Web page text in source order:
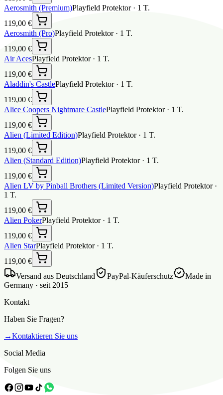
Aerosmith (Premium)Playfield Protektor· 1 T.
119,00 €
Aerosmith (Pro)Playfield Protektor· 1 T.
119,00 €
Air AcesPlayfield Protektor· 1 T.
119,00 €
Aladdin's CastlePlayfield Protektor· 1 T.
119,00 €
Alice Coopers Nightmare CastlePlayfield Protektor· 1 T.
119,00 €
Alien (Limited Edition)Playfield Protektor· 1 T.
119,00 €
Alien (Standard Edition)Playfield Protektor· 1 T.
119,00 €
Alien LV by Pinball Brothers (Limited Version)Playfield Protektor·
1 T.
119,00 €
Alien PokerPlayfield Protektor· 1 T.
119,00 €
Alien StarPlayfield Protektor· 1 T.
119,00 €
Versand aus Deutschland
PayPal-Käuferschutz
Made in
Germany · seit 2015
Kontakt
Haben Sie Fragen?
→Kontaktieren Sie uns
Social Media
Folgen Sie uns